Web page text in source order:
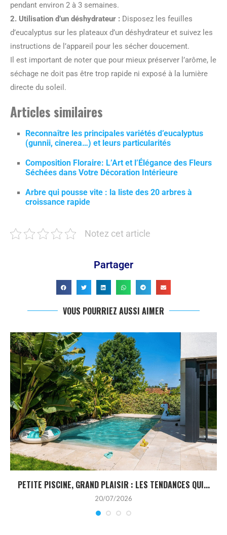
pendant environ 2 à 3 semaines.
2. Utilisation d’un déshydrateur : Disposez les feuilles
d’eucalyptus sur les plateaux d’un déshydrateur et suivez les
instructions de l’appareil pour les sécher doucement.
Il est important de noter que pour mieux préserver l’arôme, le
séchage ne doit pas être trop rapide ni exposé à la lumière
directe du soleil.
Articles similaires
Reconnaître les principales variétés d’eucalyptus
(gunnii, cinerea…) et leurs particularités
Composition Floraire: L’Art et l’Élégance des Fleurs
Séchées dans Votre Décoration Intérieure
Arbre qui pousse vite : la liste des 20 arbres à
croissance rapide
Notez cet article
Partager
VOUS POURRIEZ AUSSI AIMER
PETITE PISCINE, GRAND PLAISIR : LES TENDANCES QUI...
20/07/2026